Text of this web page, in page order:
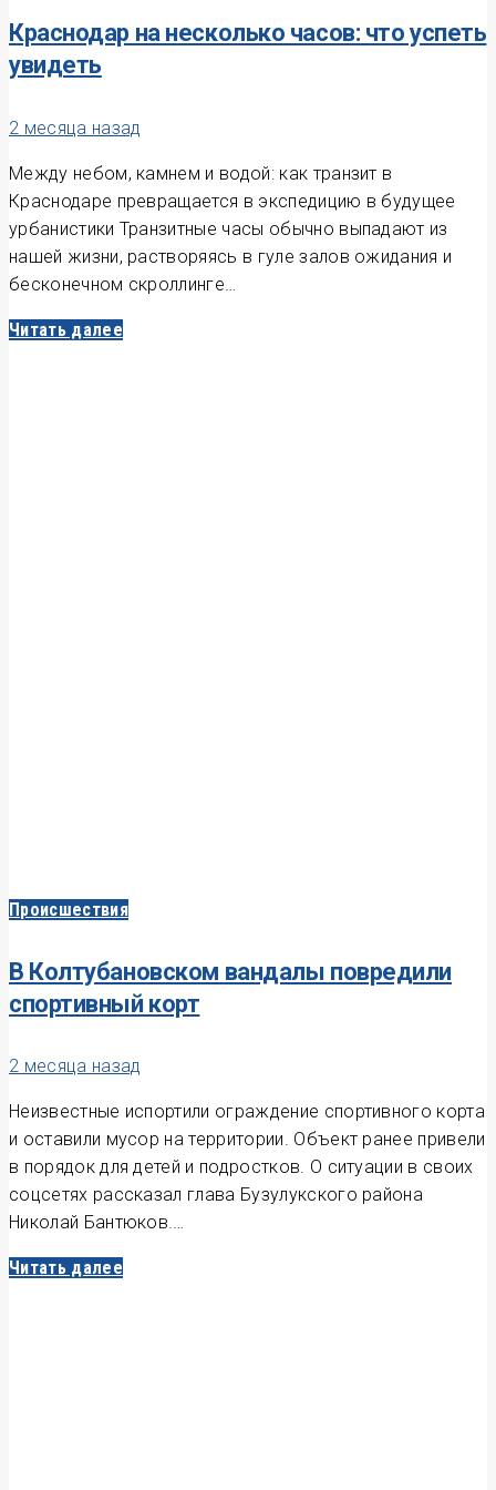
Краснодар на несколько часов: что успеть
увидеть
2 месяца назад
Между небом, камнем и водой: как транзит в
Краснодаре превращается в экспедицию в будущее
урбанистики Транзитные часы обычно выпадают из
нашей жизни, растворяясь в гуле залов ожидания и
бесконечном скроллинге…
Читать далее
Происшествия
В Колтубановском вандалы повредили
спортивный корт
2 месяца назад
Неизвестные испортили ограждение спортивного корта
и оставили мусор на территории. Объект ранее привели
в порядок для детей и подростков. О ситуации в своих
соцсетях рассказал глава Бузулукского района
Николай Бантюков.…
Читать далее